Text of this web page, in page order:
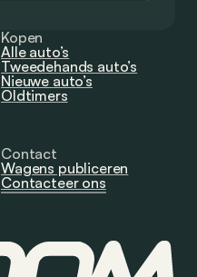
Kopen
Alle auto’s
Tweedehands auto’s
Nieuwe auto’s
Oldtimers
Contact
Wagens publiceren
Contacteer ons